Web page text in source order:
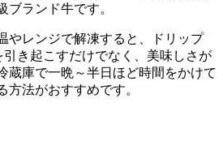
ブランド牛です。
やレンジで解凍すると、ドリップ
き起こすだけでなく、美味しさが
蔵庫で一晩～半日ほど時間をかけて
方法がおすすめです。